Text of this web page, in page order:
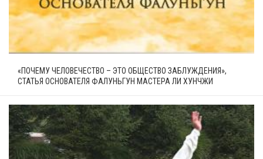
«ПОЧЕМУ ЧЕЛОВЕЧЕСТВО – ЭТО ОБЩЕСТВО ЗАБЛУЖДЕНИЯ»,
СТАТЬЯ ОСНОВАТЕЛЯ ФАЛУНЬГУН МАСТЕРА ЛИ ХУНЧЖИ